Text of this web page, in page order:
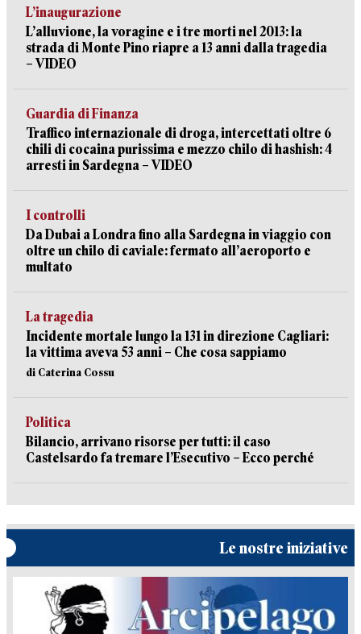
L’inaugurazione
L’alluvione, la voragine e i tre morti nel 2013: la
strada di Monte Pino riapre a 13 anni dalla tragedia
– VIDEO
Guardia di Finanza
Traffico internazionale di droga, intercettati oltre 6
chili di cocaina purissima e mezzo chilo di hashish: 4
arresti in Sardegna – VIDEO
I controlli
Da Dubai a Londra fino alla Sardegna in viaggio con
oltre un chilo di caviale: fermato all’aeroporto e
multato
La tragedia
Incidente mortale lungo la 131 in direzione Cagliari:
la vittima aveva 53 anni – Che cosa sappiamo
di Caterina Cossu
Politica
Bilancio, arrivano risorse per tutti: il caso
Castelsardo fa tremare l’Esecutivo – Ecco perché
Le nostre iniziative